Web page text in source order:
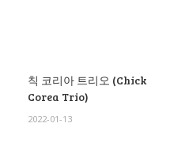
칙 코리아 트리오 (Chick
Corea Trio)
2022-01-13